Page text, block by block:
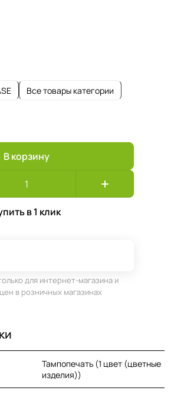
Все товары категории
В корзину
в 1 клик
для интернет-магазина и
в розничных магазинах
Тампопечать (1 цвет (цветные
изделия))